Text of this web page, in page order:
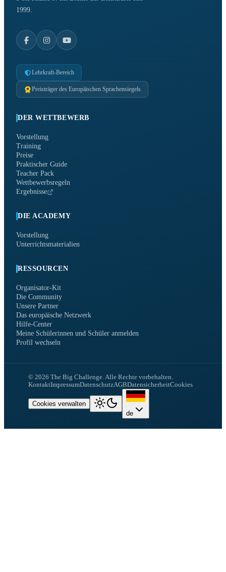
1999.
Lehrkraft-Bereich
Preisträger des Europäischen Sprachensiegels
DER WETTBEWERB
Vorstellung
Training
Preise
Praktischer Guide
Teacher Pack
Wettbewerbsregeln
Ergebnisse
DIE ACADEMY
Vorstellung
Unterrichtsmaterialien
RESSOURCEN
Organisator-Kit
Die Community
Unsere Partner
Das europäische Netzwerk
Hilfe-Center
Meine Schülerinnen und Schüler anmelden
Profil wechseln
© 2026 The Big Challenge.Alle Rechte vorbehalten.
KontaktImpressumDatenschutzAGBDatensicherheitCookies
Cookies verwalten
de